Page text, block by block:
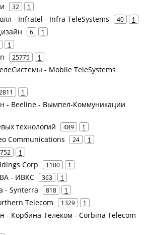
32 1
- Infratel - Infra TeleSystems 40 1
6 1
1
25775 1
- Mobile TeleSystems
1
- Beeline - Вымпел-Коммуникации
технологий 489 1
Communications 24 1
752 1
Corp 1100 1
- ИВКС 363 1
- Synterra 818 1
Telecom 1329 1
- Корбина-Телеком - Corbina Telecom